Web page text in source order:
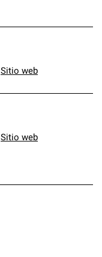
Sitio web
Sitio web